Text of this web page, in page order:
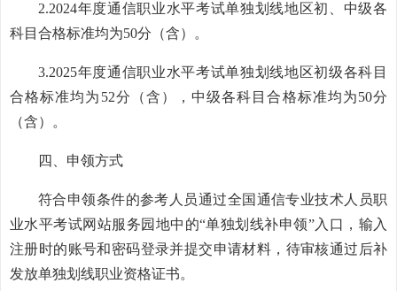
2.2024年度通信职业水平考试单独划线地区初、中级各
科目合格标准均为50分（含）。
3.2025年度通信职业水平考试单独划线地区初级各科目
合格标准均为52分（含），中级各科目合格标准均为50分
（含）。
四、申领方式
符合申领条件的参考人员通过全国通信专业技术人员职
业水平考试网站服务园地中的“单独划线补申领”入口，输入
注册时的账号和密码登录并提交申请材料，待审核通过后补
发放单独划线职业资格证书。